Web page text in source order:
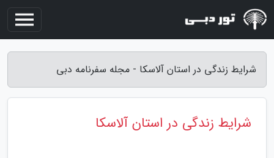
شرایط زندگی در استان آلاسکا - مجله سفرنامه دبی
شرایط زندگی در استان آلاسکا